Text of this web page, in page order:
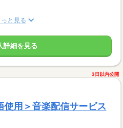
っと見る
詳細を見る
3日以内公開
使用＞音楽配信サービス